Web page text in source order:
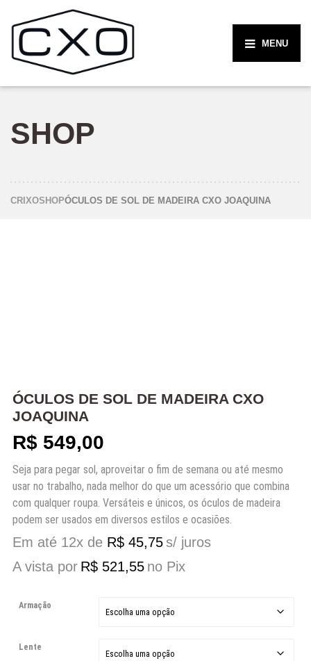
MENU
SHOP
CRIXOSHOPÓCULOS DE SOL DE MADEIRA CXO JOAQUINA
ÓCULOS DE SOL DE MADEIRA CXO
JOAQUINA
R$549,00
Seja para pegar sol, aproveitar o fim de semana ou até mesmo
usar no trabalho, nada melhor do que um acessório que combina
com qualquer roupa. Versáteis e únicos, os óculos de madeira
podem ser usados em diversos estilos e ocasiões.
Em até 12x de R$45,75s/ juros
A vista por R$521,55 no Pix
Armação
Lente